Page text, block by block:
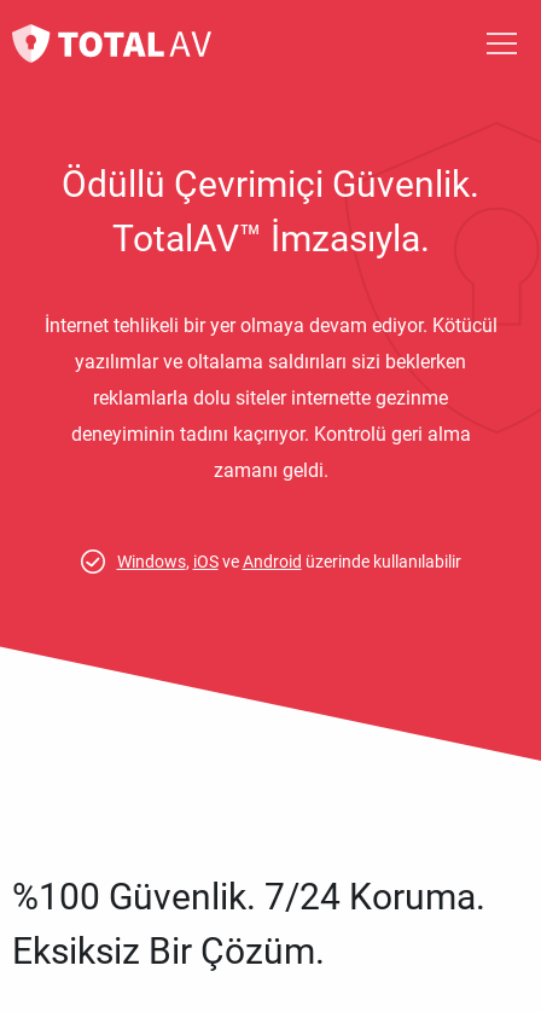
Ödüllü Çevrimiçi Güvenlik.
TotalAV™ İmzasıyla.
İnternet tehlikeli bir yer olmaya devam ediyor. Kötücül
yazılımlar ve oltalama saldırıları sizi beklerken
reklamlarla dolu siteler internette gezinme
deneyiminin tadını kaçırıyor. Kontrolü geri alma
zamanı geldi.
Windows, iOSveAndroid üzerinde kullanılabilir
%100 Güvenlik. 7/24 Koruma.
Eksiksiz Bir Çözüm.